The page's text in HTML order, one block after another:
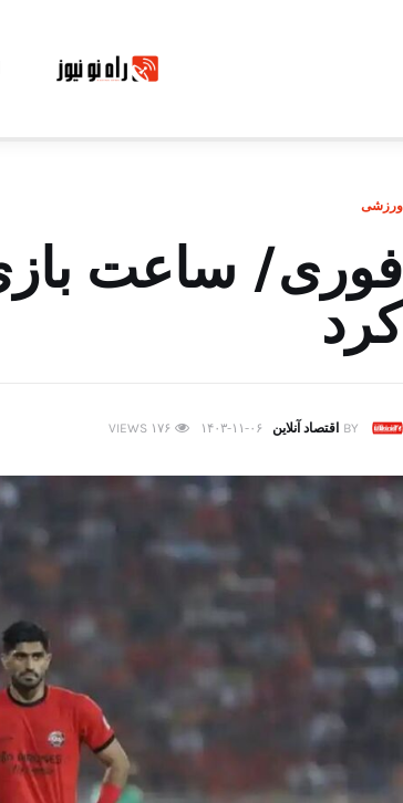
ورزشی
فوری/ ساعت بازی
کرد
BY اقتصاد آنلاین ۱۴۰۳-۱۱-۰۶ ۱۷۶ VIEWS